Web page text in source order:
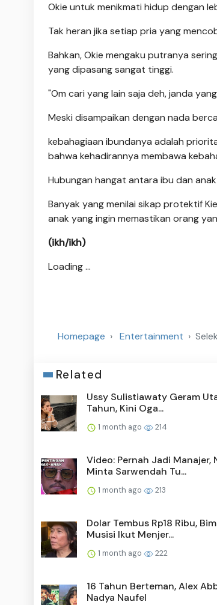
Okie untuk menikmati hidup dengan
Tak heran jika setiap pria yang
Bahkan, Okie mengaku putranya
yang dipasang sangat tinggi.
"Om cari yang lain saja deh, janda
Meski disampaikan dengan nada
kebahagiaan ibundanya adalah
bahwa kehadirannya membawa
Hubungan hangat antara ibu dan
Banyak yang menilai sikap protektif
anak yang ingin memastikan orang
(ikh/ikh)
Loading ...
Homepage Entertainment
Related
Ussy Sulistiawaty Geram
Tahun, Kini Oga...
1 month ago 214
Video: Pernah Jadi Manajer,
Minta Sarwendah Tu...
1 month ago 213
Dolar Tembus Rp18 Ribu,
Musisi Ikut Menjer...
1 month ago 222
16 Tahun Berteman, Alex
Nadya Naufel